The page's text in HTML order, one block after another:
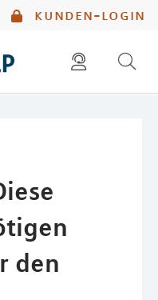
kunden-login
den